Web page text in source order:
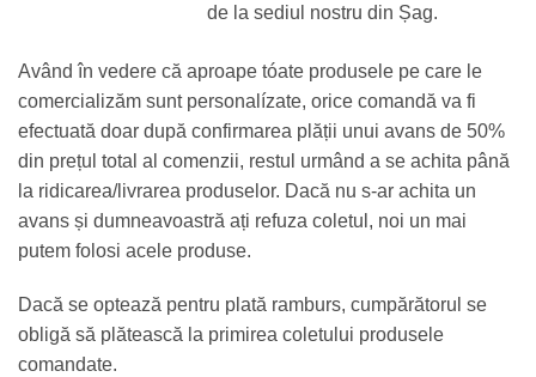
de la sediul nostru din Șag.
Având în vedere că aproape tóate produsele pe care le
comercializăm sunt personalízate, orice comandă va fi
efectuată doar după confirmarea plății unui avans de 50%
din prețul total al comenzii, restul urmând a se achita până
la ridicarea/livrarea produselor. Dacă nu s-ar achita un
avans și dumneavoastră ați refuza coletul, noi un mai
putem folosi acele produse.
Dacă se optează pentru plată ramburs, cumpărătorul se
obligă să plătească la primirea coletului produsele
comandate.